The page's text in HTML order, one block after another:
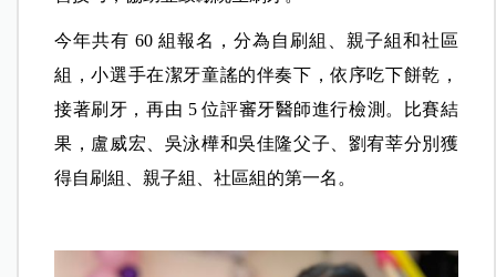
今年共有 60 組報名，分為自刷組、親子組和社區
組，小選手在潔牙童謠的伴奏下，依序吃下餅乾，
接著刷牙，再由 5 位評審牙醫師進行檢測。比賽結
果，盧威宏、吳泳樺和吳佳隆父子、劉宥莘分別獲
得自刷組、親子組、社區組的第一名。